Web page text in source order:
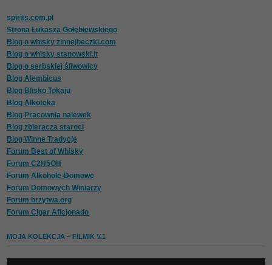
spirits.com.pl
Strona Łukasza Gołębiewskiego
Blog o whisky zinnejbeczki.com
Blog o whisky stanowski.it
Blog o serbskiej śliwowicy
Blog Alembicus
Blog Blisko Tokaju
Blog Alkoteka
Blog Pracownia nalewek
Blog zbieracza staroci
Blog Winne Tradycje
Forum Best of Whisky
Forum C2H5OH
Forum Alkohole-Domowe
Forum Domowych Winiarzy
Forum brzytwa.org
Forum Cigar Aficjonado
MOJA KOLEKCJA – FILMIK V.1